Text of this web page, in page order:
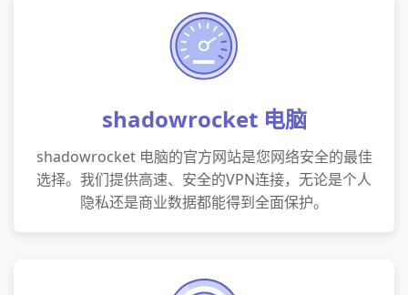
shadowrocket 电脑
shadowrocket 电脑的官方网站是您网络安全的最佳
选择。我们提供高速、安全的VPN连接，无论是个人
隐私还是商业数据都能得到全面保护。